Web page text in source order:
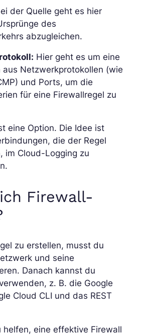
der Quelle geht es hier
des
abzugleichen.
Hier geht es um eine
aus Netzwerkprotokollen (wie
und Ports, um die
für eine Firewallregel zu
eine Option. Die Idee ist
die der Regel
im Cloud-Logging zu
Firewall-
zu erstellen, musst du
und seine
Danach kannst du
z. B. die Google
Cloud CLI und das REST
eine effektive Firewall